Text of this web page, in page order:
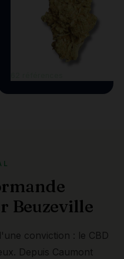
Beuzeville
conviction : le CBD
Depuis Caumont